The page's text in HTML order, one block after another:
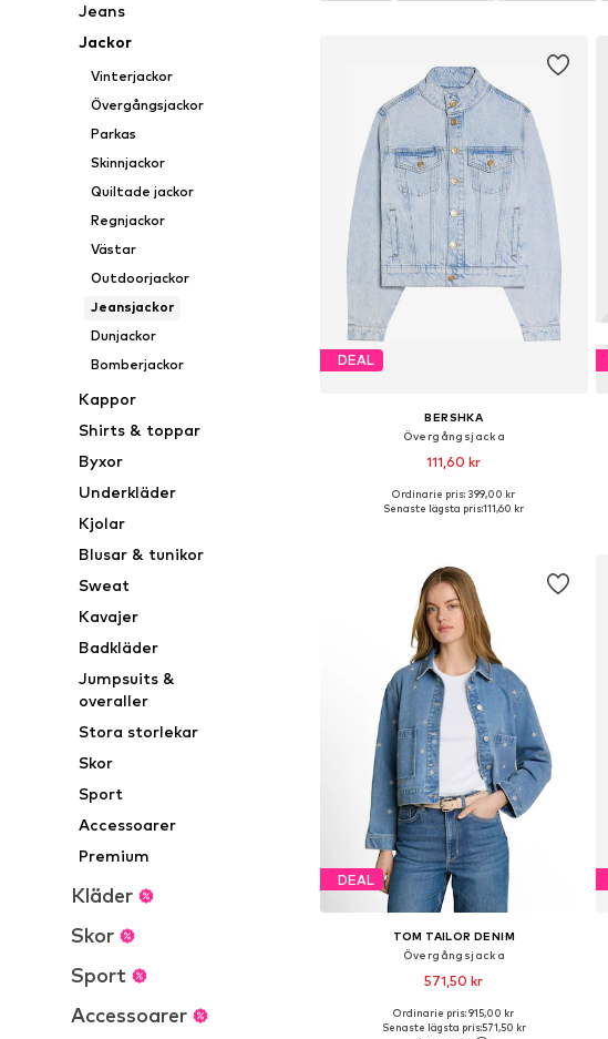
Jeans
Jackor
Vinterjackor
Övergångsjackor
Parkas
Skinnjackor
Quiltade jackor
Regnjackor
Västar
Outdoorjackor
Jeansjackor
Dunjackor
Bomberjackor
Kappor
Shirts & toppar
Byxor
Underkläder
Kjolar
Blusar & tunikor
Sweat
Kavajer
Badkläder
Jumpsuits &
overaller
Stora storlekar
Skor
Sport
Accessoarer
Premium
Kläder
Skor
Sport
Accessoarer
DEAL
BERSHKA
Övergångsjacka
111,60 kr
Tillgängliga storlekar: XS, S, M, L
Ordinarie pris: 399,00 kr
Senaste lägsta pris:111,60 kr
DEAL
TOM TAILOR DENIM
Övergångsjacka
571,50 kr
Tillgängliga storlekar: XS, S, M, L, XL, XXL
Ordinarie pris: 915,00 kr
Senaste lägsta pris:571,50 kr